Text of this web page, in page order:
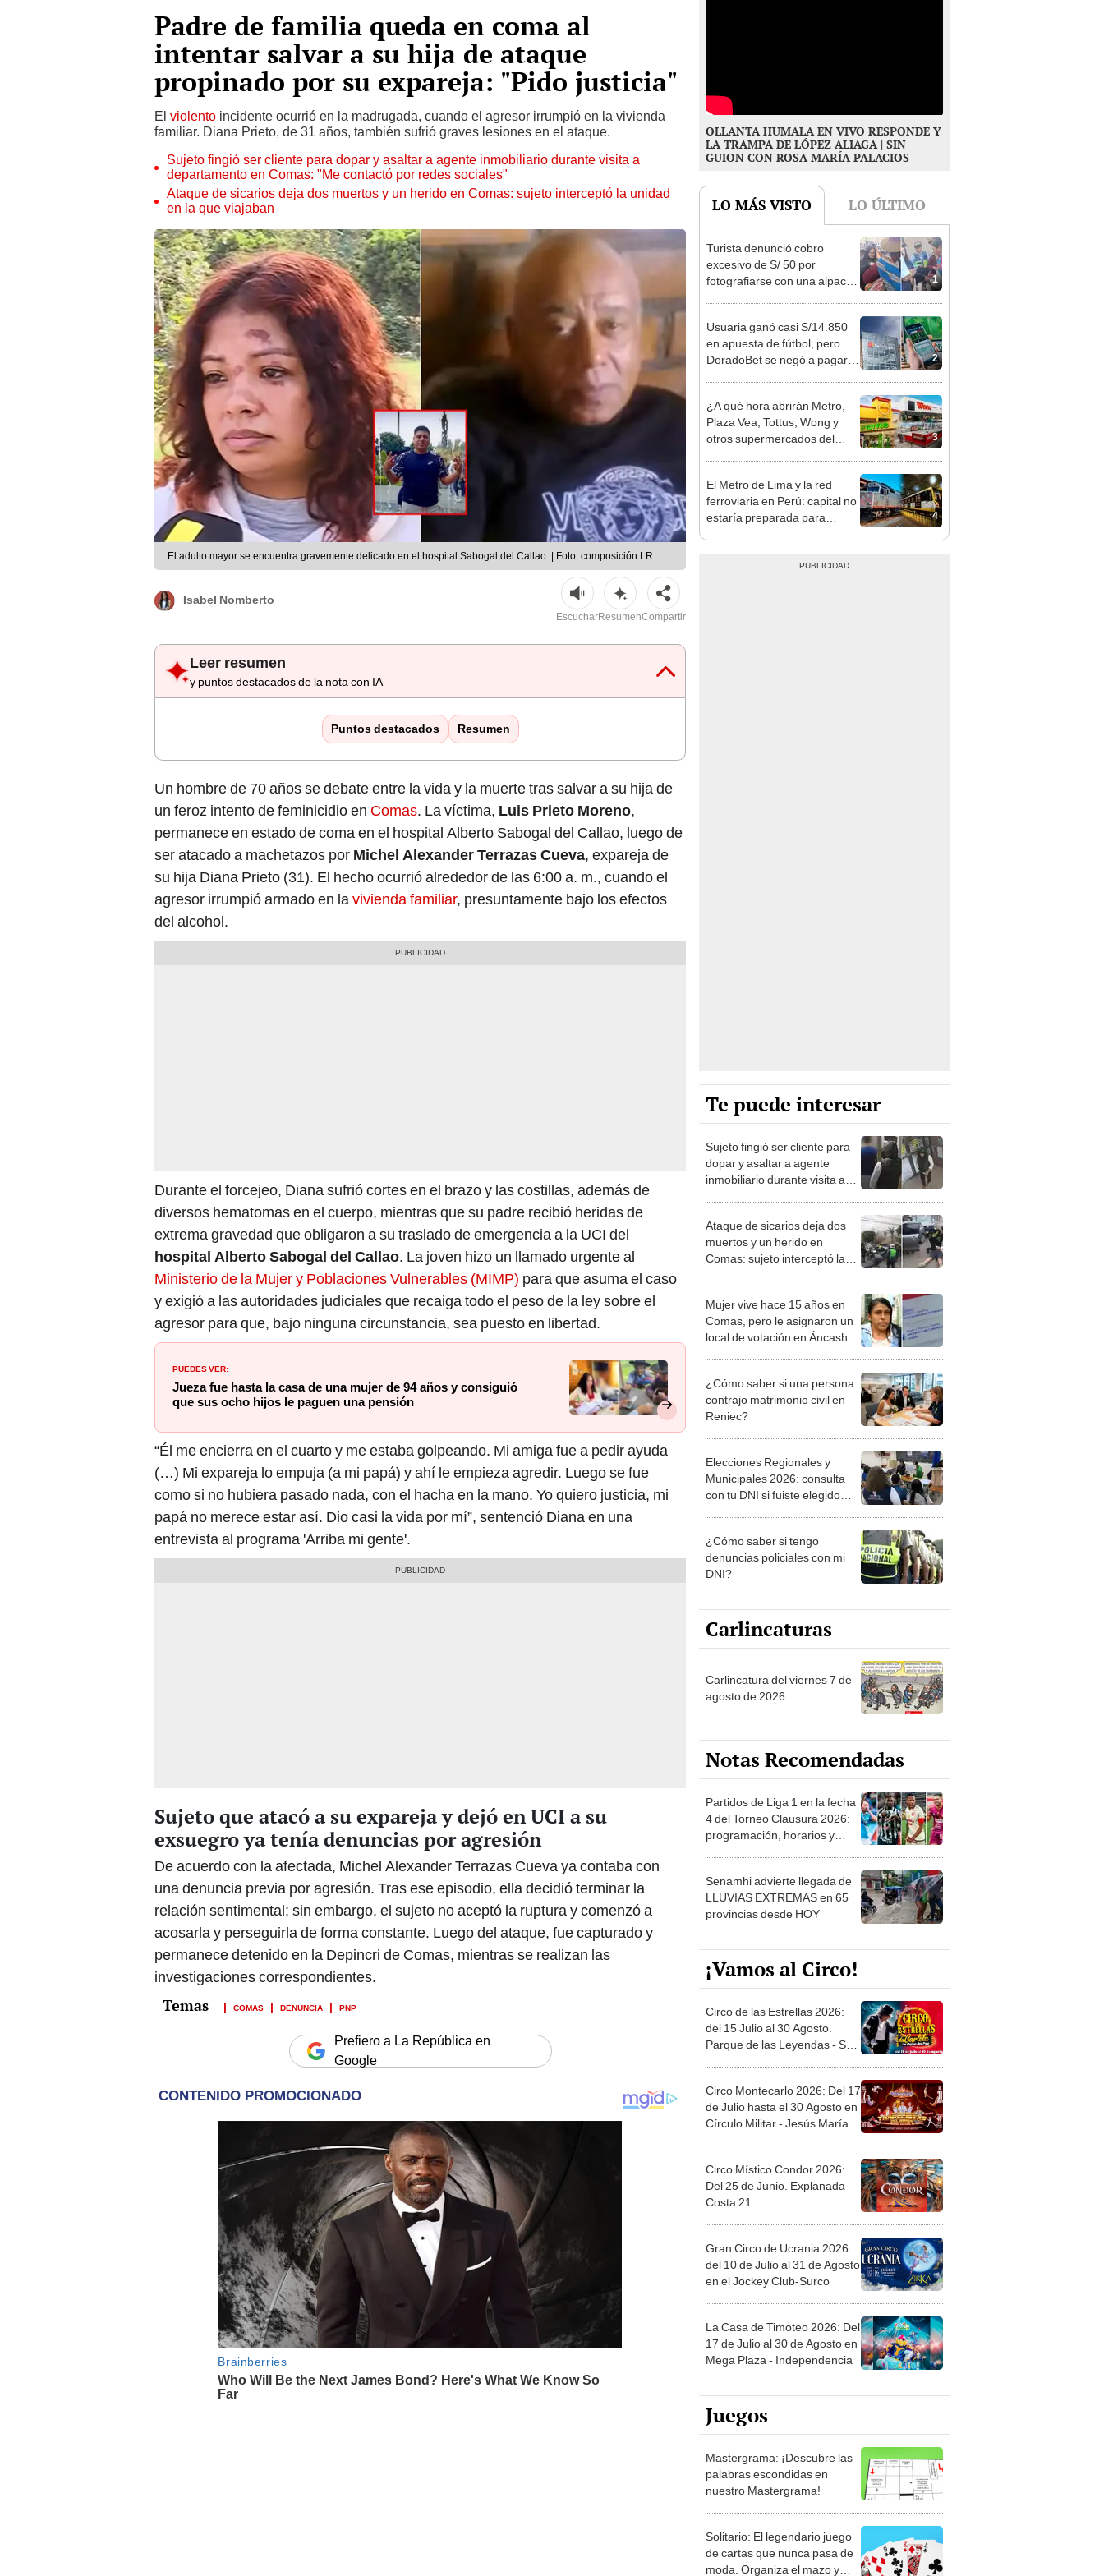
Padre de familia queda en coma al
intentar salvar a su hija de ataque
propinado por su expareja: "Pido justicia"
El violento incidente ocurrió en la madrugada, cuando el agresor irrumpió en la vivienda
familiar. Diana Prieto, de 31 años, también sufrió graves lesiones en el ataque.
Sujeto fingió ser cliente para dopar y asaltar a agente inmobiliario durante visita a
departamento en Comas: "Me contactó por redes sociales"
Ataque de sicarios deja dos muertos y un herido en Comas: sujeto interceptó la unidad
en la que viajaban
El adulto mayor se encuentra gravemente delicado en el hospital Sabogal del Callao. | Foto: composición LR
Isabel Nomberto
EscucharResumenCompartir
Leer resumen
y puntos destacados de la nota con IA
Puntos destacados Resumen
Un hombre de 70 años se debate entre la vida y la muerte tras salvar a su hija de
un feroz intento de feminicidio en Comas. La víctima, Luis Prieto Moreno,
permanece en estado de coma en el hospital Alberto Sabogal del Callao, luego de
ser atacado a machetazos por Michel Alexander Terrazas Cueva, expareja de
su hija Diana Prieto (31). El hecho ocurrió alrededor de las 6:00 a. m., cuando el
agresor irrumpió armado en lavivienda familiar, presuntamente bajo los efectos
del alcohol.
Durante el forcejeo, Diana sufrió cortes en el brazo y las costillas, además de
diversos hematomas en el cuerpo, mientras que su padre recibió heridas de
extrema gravedad que obligaron a su traslado de emergencia a la UCI del
hospital Alberto Sabogal del Callao. La joven hizo un llamado urgente al
Ministerio de la Mujer y Poblaciones Vulnerables (MIMP) para que asuma el caso
y exigió a las autoridades judiciales que recaiga todo el peso de la ley sobre el
agresor para que, bajo ninguna circunstancia, sea puesto en libertad.
PUEDES VER:
Jueza fue hasta la casa de una mujer de 94 años y consiguió
que sus ocho hijos le paguen una pensión
“Él me encierra en el cuarto y me estaba golpeando. Mi amiga fue a pedir ayuda
(…) Mi expareja lo empuja (a mi papá) y ahí le empieza agredir. Luego se fue
como si no hubiera pasado nada, con el hacha en la mano. Yo quiero justicia, mi
papá no merece estar así. Dio casi la vida por mí”, sentenció Diana en una
entrevista al programa 'Arriba mi gente'.
Sujeto que atacó a su expareja y dejó en UCI a su
exsuegro ya tenía denuncias por agresión
De acuerdo con la afectada, Michel Alexander Terrazas Cueva ya contaba con
una denuncia previa por agresión. Tras ese episodio, ella decidió terminar la
relación sentimental; sin embargo, el sujeto no aceptó la ruptura y comenzó a
acosarla y perseguirla de forma constante. Luego del ataque, fue capturado y
permanece detenido en la Depincri de Comas, mientras se realizan las
investigaciones correspondientes.
COMAS DENUNCIA PNP
Prefiero a La República en
Google
OLLANTA HUMALA EN VIVO RESPONDE Y
LA TRAMPA DE LÓPEZ ALIAGA | SIN
GUION CON ROSA MARÍA PALACIOS
LO MÁS VISTO LO ÚLTIMO
1
Turista denunció cobro
excesivo de S/ 50 por
fotografiarse con una alpaca
2
Usuaria ganó casi S/14.850
en apuesta de fútbol, pero
DoradoBet se negó a pagar:
3
¿A qué hora abrirán Metro,
Plaza Vea, Tottus, Wong y
otros supermercados del
4
El Metro de Lima y la red
ferroviaria en Perú: capital no
estaría preparada para
Te puede interesar
Sujeto fingió ser cliente para
dopar y asaltar a agente
inmobiliario durante visita a
Ataque de sicarios deja dos
muertos y un herido en
Comas: sujeto interceptó la
Mujer vive hace 15 años en
Comas, pero le asignaron un
local de votación en Áncash:
¿Cómo saber si una persona
contrajo matrimonio civil en
Reniec?
Elecciones Regionales y
Municipales 2026: consulta
con tu DNI si fuiste elegido
la ONPE
¿Cómo saber si tengo
denuncias policiales con mi
DNI?
Carlincaturas
Carlincatura del viernes 7 de
agosto de 2026
Notas Recomendadas
Partidos de Liga 1 en la fecha
4 del Torneo Clausura 2026:
programación, horarios y
Senamhi advierte llegada de
LLUVIAS EXTREMAS en 65
provincias desde HOY
¡Vamos al Circo!
Circo de las Estrellas 2026:
del 15 Julio al 30 Agosto.
Parque de las Leyendas - San
Circo Montecarlo 2026: Del 17
de Julio hasta el 30 Agosto en
Círculo Militar - Jesús María
Circo Místico Condor 2026:
Del 25 de Junio. Explanada
Costa 21
Gran Circo de Ucrania 2026:
del 10 de Julio al 31 de Agosto
en el Jockey Club-Surco
La Casa de Timoteo 2026: Del
17 de Julio al 30 de Agosto en
Mega Plaza - Independencia
Juegos
Mastergrama: ¡Descubre las
palabras escondidas en
nuestro Mastergrama!
Solitario: El legendario juego
de cartas que nunca pasa de
moda. Organiza el mazo y